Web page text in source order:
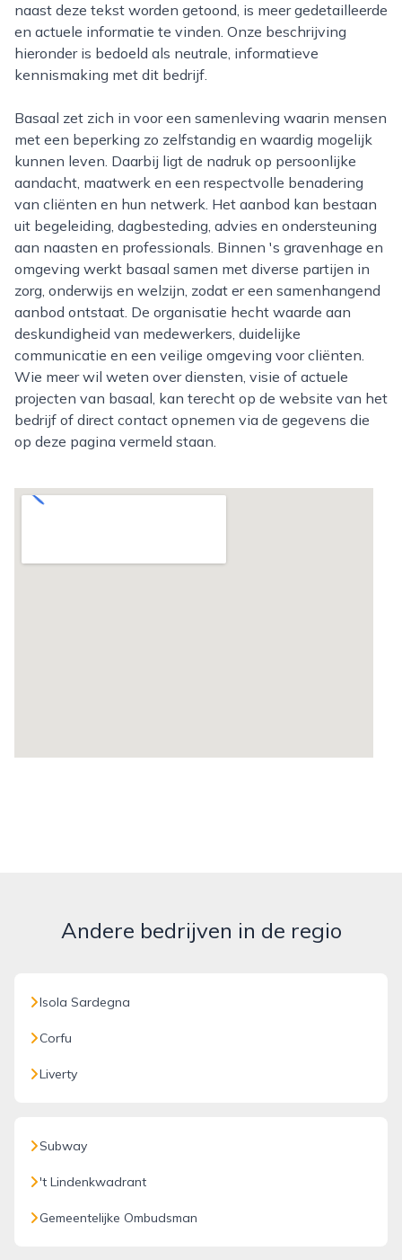
naast deze tekst worden getoond, is meer gedetailleerde
en actuele informatie te vinden. Onze beschrijving
hieronder is bedoeld als neutrale, informatieve
kennismaking met dit bedrijf.
Basaal zet zich in voor een samenleving waarin mensen
met een beperking zo zelfstandig en waardig mogelijk
kunnen leven. Daarbij ligt de nadruk op persoonlijke
aandacht, maatwerk en een respectvolle benadering
van cliënten en hun netwerk. Het aanbod kan bestaan
uit begeleiding, dagbesteding, advies en ondersteuning
aan naasten en professionals. Binnen 's gravenhage en
omgeving werkt basaal samen met diverse partijen in
zorg, onderwijs en welzijn, zodat er een samenhangend
aanbod ontstaat. De organisatie hecht waarde aan
deskundigheid van medewerkers, duidelijke
communicatie en een veilige omgeving voor cliënten.
Wie meer wil weten over diensten, visie of actuele
projecten van basaal, kan terecht op de website van het
bedrijf of direct contact opnemen via de gegevens die
op deze pagina vermeld staan.
Andere bedrijven in de regio
Isola Sardegna
Corfu
Liverty
Subway
't Lindenkwadrant
Gemeentelijke Ombudsman